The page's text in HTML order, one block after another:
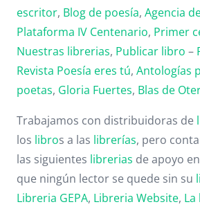
escritor, Blog de poesía, Agencia
Plataforma IV Centenario, Primer
Nuestras librerias, Publicar libro –
Revista Poesía eres tú, Antologías
poetas, Gloria Fuertes, Blas de
Trabajamos con distribuidoras de
los libros a las librerías, pero
las siguientes librerias de apoyo
que ningún lector se quede sin su
Libreria GEPA, Libreria Website,